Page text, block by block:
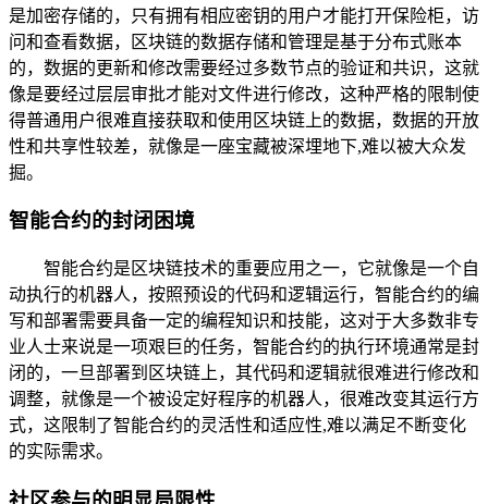
是加密存储的，只有拥有相应密钥的用户才能打开保险柜，访
问和查看数据，区块链的数据存储和管理是基于分布式账本
的，数据的更新和修改需要经过多数节点的验证和共识，这就
像是要经过层层审批才能对文件进行修改，这种严格的限制使
得普通用户很难直接获取和使用区块链上的数据，数据的开放
性和共享性较差，就像是一座宝藏被深埋地下,难以被大众发
掘。
智能合约的封闭困境
智能合约是区块链技术的重要应用之一，它就像是一个自
动执行的机器人，按照预设的代码和逻辑运行，智能合约的编
写和部署需要具备一定的编程知识和技能，这对于大多数非专
业人士来说是一项艰巨的任务，智能合约的执行环境通常是封
闭的，一旦部署到区块链上，其代码和逻辑就很难进行修改和
调整，就像是一个被设定好程序的机器人，很难改变其运行方
式，这限制了智能合约的灵活性和适应性,难以满足不断变化
的实际需求。